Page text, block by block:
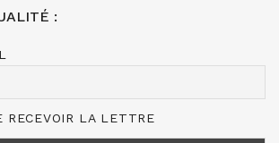
:
RECEVOIR LA LETTRE